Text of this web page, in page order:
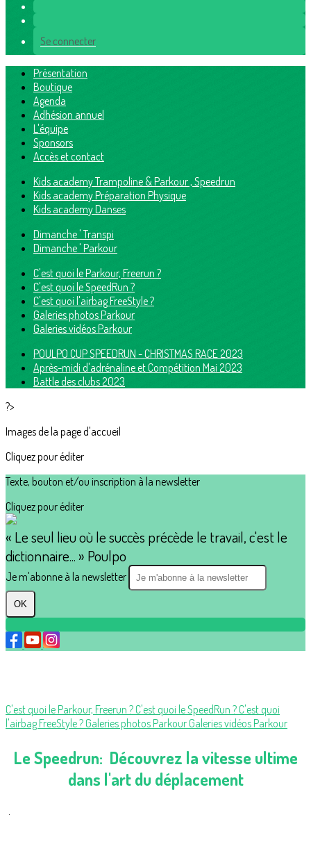
Se connecter
Présentation
Boutique
Agenda
Adhésion annuel
L'équipe
Sponsors
Accès et contact
Kids academy Trampoline & Parkour , Speedrun
Kids academy Préparation Physique
Kids academy Danses
Dimanche ' Transpi
Dimanche ' Parkour
C'est quoi le Parkour, Freerun ?
C'est quoi le SpeedRun ?
C'est quoi l'airbag FreeStyle ?
Galeries photos Parkour
Galeries vidéos Parkour
POULPO CUP SPEEDRUN - CHRISTMAS RACE 2023
Après-midi d'adrénaline et Compétition Mai 2023
Battle des clubs 2023
?>
Images de la page d'accueil
Cliquez pour éditer
Texte, bouton et/ou inscription à la newsletter
Cliquez pour éditer
« Le seul lieu où le succès précède le travail, c'est le
dictionnaire... » Poulpo
Je m'abonne à la newsletter
OK
C'est quoi le Parkour, Freerun ?C'est quoi le SpeedRun ?C'est quoi
l'airbag FreeStyle ?Galeries photos ParkourGaleries vidéos Parkour
Le Speedrun: Découvrez la vitesse ultime
dans l'art du déplacement